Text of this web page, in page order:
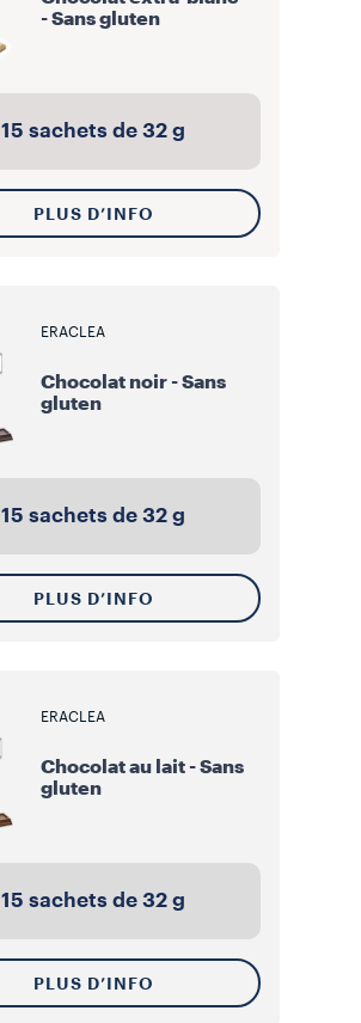
- Sans gluten
15 sachets de 32 g
PLUS D’INFO
ERACLEA
Chocolat noir - Sans
gluten
15 sachets de 32 g
PLUS D’INFO
ERACLEA
Chocolat au lait - Sans
gluten
15 sachets de 32 g
PLUS D’INFO